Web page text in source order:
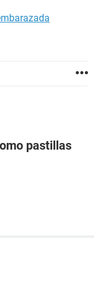
pastillas